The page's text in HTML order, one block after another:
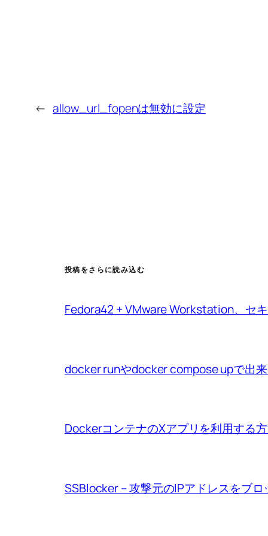
← allow_url_fopenは無効に設定
投稿をさらに読み込む
Fedora42 + VMware Workstation、セ
docker runやdocker compose upで出
DockerコンテナのXアプリを利用する
SSBlocker – 攻撃元のIPアドレスをブロ